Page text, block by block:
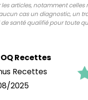
articles, notamment
cas un diagnostic, un
santé qualifié pour toute
Recettes
Recettes
2025